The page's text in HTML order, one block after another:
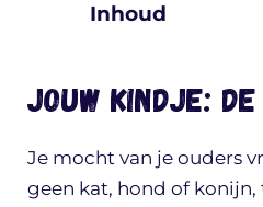
Inhoud
Jouw kindje: de
Je mocht van je ouders
geen kat, hond of konijn,